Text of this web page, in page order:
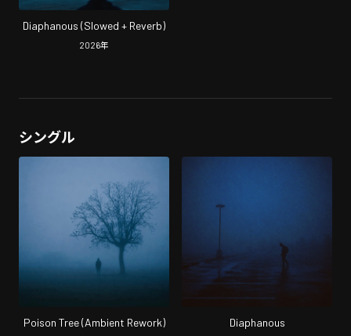
Diaphanous (Slowed + Reverb)
2026年
シングル
Poison Tree (Ambient Rework) Diaphanous